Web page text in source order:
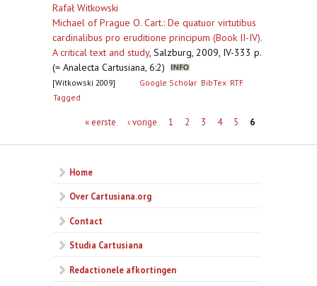
Rafał Witkowski
Michael of Prague O. Cart.: De quatuor virtutibus
cardinalibus pro eruditione principum (Book II‐IV).
A critical text and study, Salzburg, 2009, IV-333 p.
(= Analecta Cartusiana, 6:2)
[Witkowski 2009] Google Scholar BibTex RTF
Tagged
Pagina's« eerste ‹ vorige 1 2 3 4 5 6
Home
Over Cartusiana.org
Contact
Studia Cartusiana
Redactionele afkortingen